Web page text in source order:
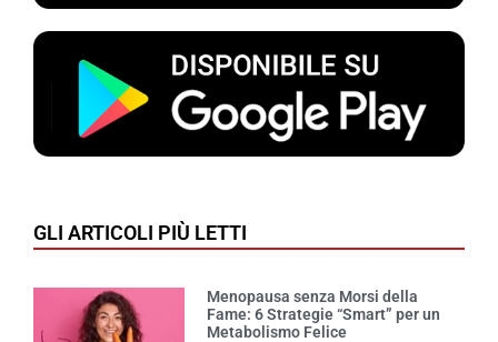
GLI ARTICOLI PIÙ LETTI
Menopausa senza Morsi della
Fame: 6 Strategie “Smart” per un
Metabolismo Felice